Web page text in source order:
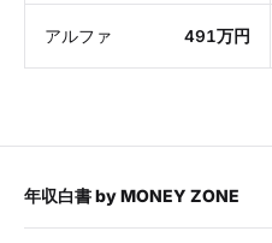
アルファ 491万円
年収白書byMONEY ZONE